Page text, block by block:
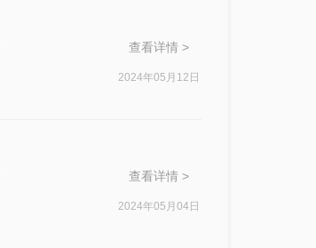
查看详情 >
2024年05月12日
查看详情 >
2024年05月04日